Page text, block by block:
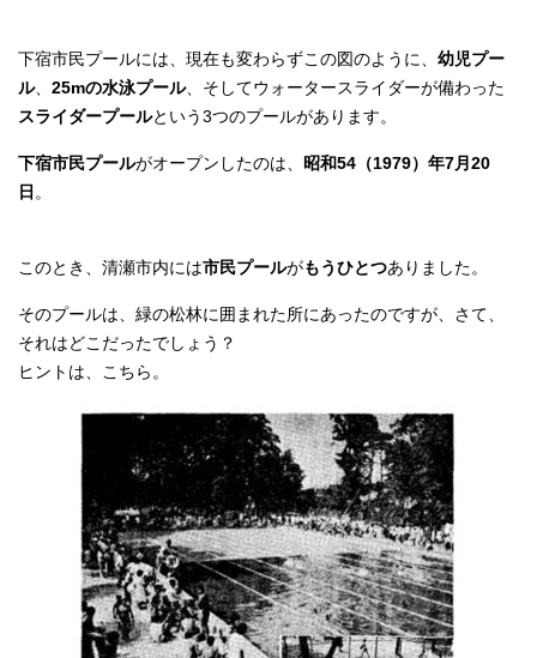
下宿市民プールには、現在も変わらずこの図のように、 幼児プー
ル、 25mの水泳プール、そしてウォータースライダーが備わった
スライダープールという3つのプールがあります。
下宿市民プールがオープンしたのは、 昭和54（1979）年7月20
日 。
このとき、清瀬市内には市民プールがもうひとつありました。
そのプールは、緑の松林に囲まれた所にあったのですが、さて、
それはどこだったでしょう？
ヒントは、こちら。